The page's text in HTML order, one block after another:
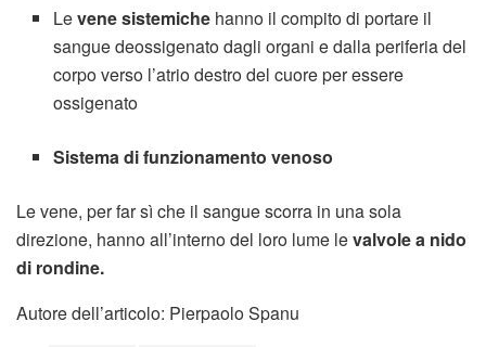
Levene sistemiche hanno il compito di portare il
sangue deossigenato dagli organi e dalla periferia del
corpo verso l’atrio destro del cuore per essere
ossigenato
Sistema di funzionamento venoso
Le vene, per far sì che il sangue scorra in una sola
direzione, hanno all’interno del loro lume levalvole a nido
di rondine.
Autore dell’articolo: Pierpaolo Spanu